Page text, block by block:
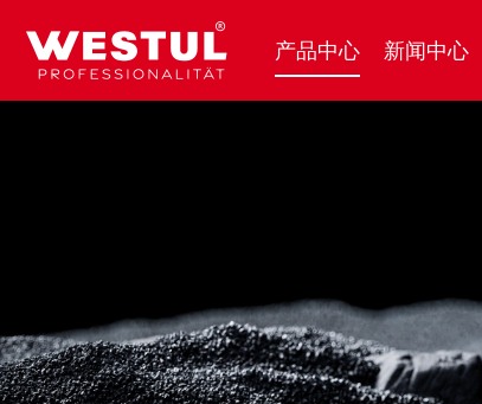
产品中心 新闻中心